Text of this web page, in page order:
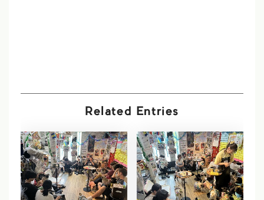
Related Entries